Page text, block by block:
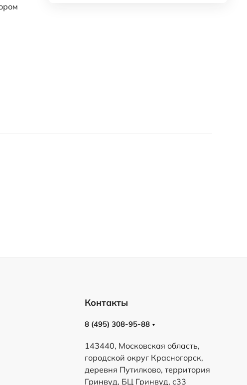
Контакты
8 (495) 308-95-88
143440, Московская область,
городской округ Красногорск,
деревня Путилково, территория
Гринвуд, БЦ Гринвуд, с33